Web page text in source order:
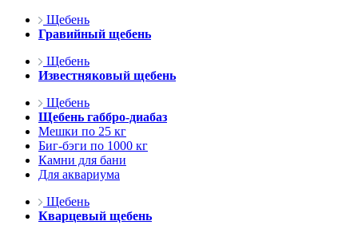
Щебень
Гравийный щебень
Щебень
Известняковый щебень
Щебень
Щебень габбро-диабаз
Мешки по 25 кг
Биг-бэги по 1000 кг
Камни для бани
Для аквариума
Щебень
Кварцевый щебень